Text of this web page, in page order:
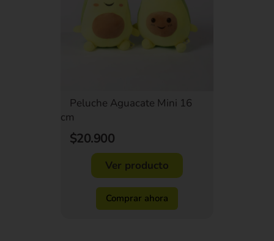
Peluche Aguacate Mini 16
cm
$20.900
Ver producto
Comprar ahora